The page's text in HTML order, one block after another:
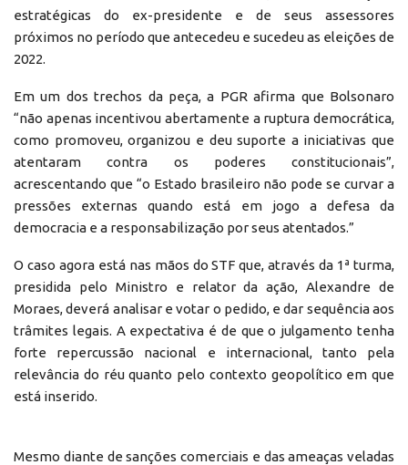
estratégicas do ex-presidente e de seus assessores
próximos no período que antecedeu e sucedeu as eleições de
2022.
Em um dos trechos da peça, a PGR afirma que Bolsonaro
“não apenas incentivou abertamente a ruptura democrática,
como promoveu, organizou e deu suporte a iniciativas que
atentaram contra os poderes constitucionais”,
acrescentando que “o Estado brasileiro não pode se curvar a
pressões externas quando está em jogo a defesa da
democracia e a responsabilização por seus atentados.”
O caso agora está nas mãos do STF que, através da 1ª turma,
presidida pelo Ministro e relator da ação, Alexandre de
Moraes, deverá analisar e votar o pedido, e dar sequência aos
trâmites legais. A expectativa é de que o julgamento tenha
forte repercussão nacional e internacional, tanto pela
relevância do réu quanto pelo contexto geopolítico em que
está inserido.
Mesmo diante de sanções comerciais e das ameaças veladas